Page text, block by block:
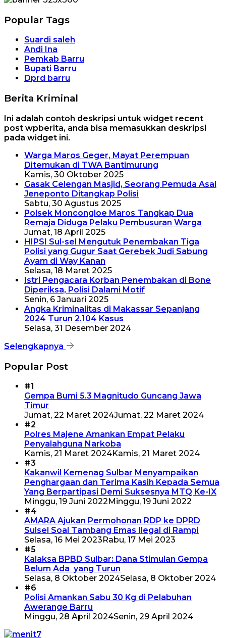
Popular Tags
Suardi saleh
Andi Ina
Pemkab Barru
Bupati Barru
Dprd barru
Berita Kriminal
Ini adalah contoh deskripsi untuk widget recent
post wpberita, anda bisa memasukkan deskripsi
pada widget ini.
Warga Maros Geger, Mayat Perempuan
Ditemukan di TWA Bantimurung
Kamis, 30 Oktober 2025
Gasak Celengan Masjid, Seorang Pemuda Asal
Jeneponto Ditangkap Polisi
Sabtu, 30 Agustus 2025
Polsek Moncongloe Maros Tangkap Dua
Remaja Diduga Pelaku Pembusuran Warga
Jumat, 18 April 2025
HIPSI Sul-sel Mengutuk Penembakan Tiga
Polisi yang Gugur Saat Gerebek Judi Sabung
Ayam di Way Kanan
Selasa, 18 Maret 2025
Istri Pengacara Korban Penembakan di Bone
Diperiksa, Polisi Dalami Motif
Senin, 6 Januari 2025
Angka Kriminalitas di Makassar Sepanjang
2024 Turun 2.104 Kasus
Selasa, 31 Desember 2024
Selengkapnya
Popular Post
#1
Gempa Bumi 5.3 Magnitudo Guncang Jawa
Timur
Jumat, 22 Maret 2024Jumat, 22 Maret 2024
#2
Polres Majene Amankan Empat Pelaku
Penyalahguna Narkoba
Kamis, 21 Maret 2024Kamis, 21 Maret 2024
#3
Kakanwil Kemenag Sulbar Menyampaikan
Penghargaan dan Terima Kasih Kepada Semua
Yang Berpartipasi Demi Suksesnya MTQ Ke-IX
Minggu, 19 Juni 2022 Minggu, 19 Juni 2022
#4
AMARA Ajukan Permohonan RDP ke DPRD
Sulsel Soal Tambang Emas Ilegal di Rampi
Selasa, 16 Mei 2023 Rabu, 17 Mei 2023
#5
Kalaksa BPBD Sulbar: Dana Stimulan Gempa
Belum Ada yang Turun
Selasa, 8 Oktober 2024Selasa, 8 Oktober 2024
#6
Polisi Amankan Sabu 30 Kg di Pelabuhan
Awerange Barru
Minggu, 28 April 2024Senin, 29 April 2024